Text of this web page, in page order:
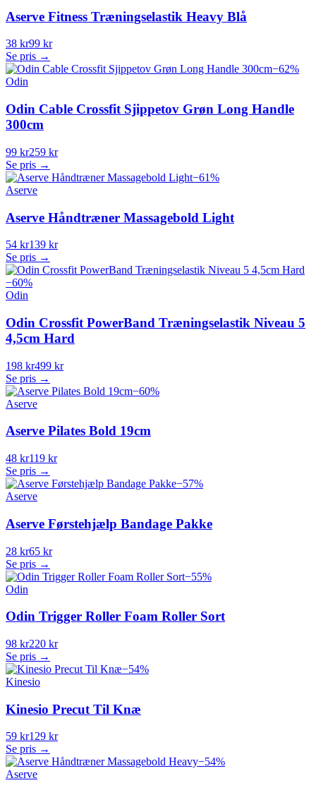
Aserve Fitness Træningselastik Heavy Blå
38 kr99 kr
Se pris →
−62%
Odin
Odin Cable Crossfit Sjippetov Grøn Long Handle
300cm
99 kr259 kr
Se pris →
−61%
Aserve
Aserve Håndtræner Massagebold Light
54 kr139 kr
Se pris →
−60%
Odin
Odin Crossfit PowerBand Træningselastik Niveau 5
4,5cm Hard
198 kr499 kr
Se pris →
−60%
Aserve
Aserve Pilates Bold 19cm
48 kr119 kr
Se pris →
−57%
Aserve
Aserve Førstehjælp Bandage Pakke
28 kr65 kr
Se pris →
−55%
Odin
Odin Trigger Roller Foam Roller Sort
98 kr220 kr
Se pris →
−54%
Kinesio
Kinesio Precut Til Knæ
59 kr129 kr
Se pris →
−54%
Aserve